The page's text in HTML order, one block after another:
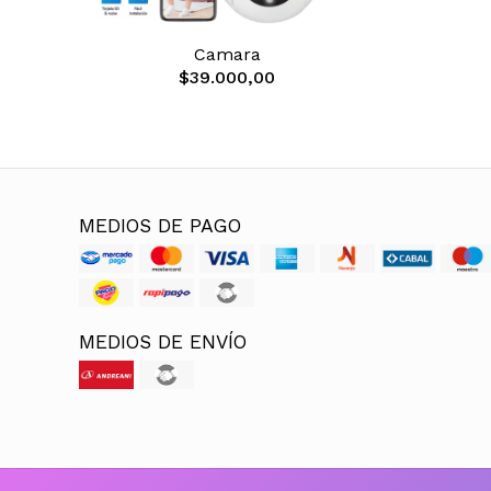
Camara
$39.000,00
MEDIOS DE PAGO
MEDIOS DE ENVÍO